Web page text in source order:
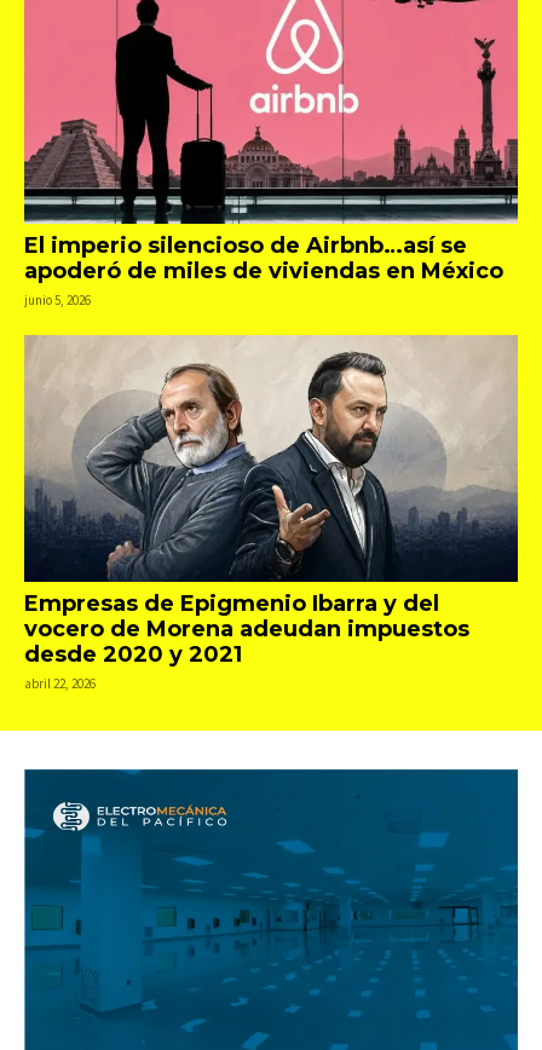
El imperio silencioso de Airbnb…así se
apoderó de miles de viviendas en México
junio 5, 2026
Empresas de Epigmenio Ibarra y del
vocero de Morena adeudan impuestos
desde 2020 y 2021
abril 22, 2026